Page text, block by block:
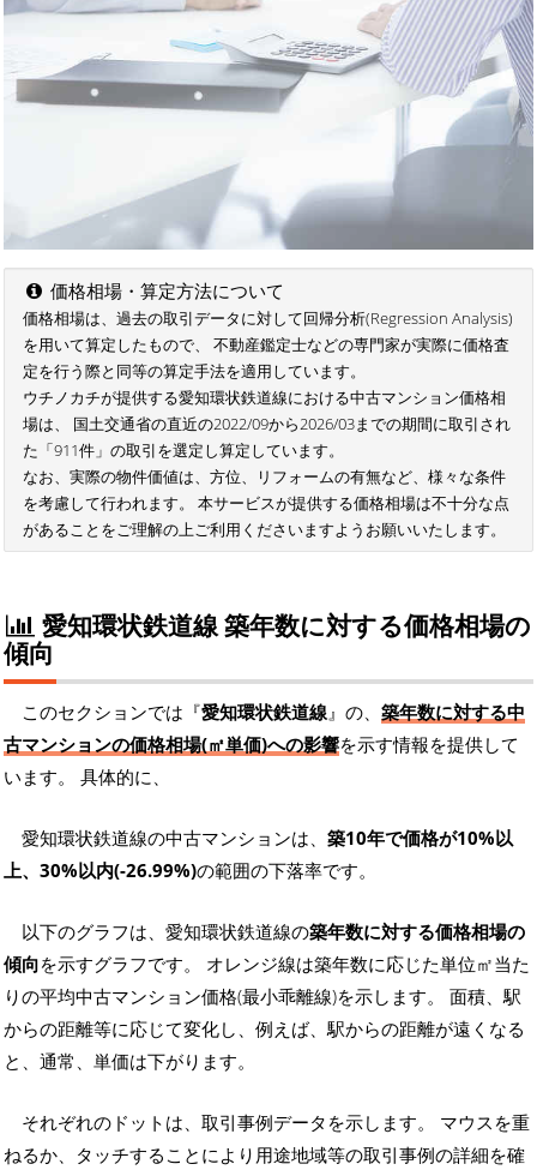
価格相場・算定方法について
価格相場は、過去の取引データに対して回帰分析(Regression Analysis)
を用いて算定したもので、 不動産鑑定士などの専門家が実際に価格査
定を行う際と同等の算定手法を適用しています。
ウチノカチが提供する愛知環状鉄道線における中古マンション価格相
場は、 国土交通省の直近の2022/09から2026/03までの期間に取引され
た「911件」の取引を選定し算定しています。
なお、実際の物件価値は、方位、リフォームの有無など、様々な条件
を考慮して行われます。 本サービスが提供する価格相場は不十分な点
があることをご理解の上ご利用くださいますようお願いいたします。
愛知環状鉄道線 築年数に対する価格相場の
傾向
このセクションでは『愛知環状鉄道線』の、 築年数に対する中
古マンションの価格相場(㎡単価)への影響を示す情報を提供して
います。 具体的に、
愛知環状鉄道線の中古マンションは、 築10年で価格が10%以
上、30%以内(-26.99%)の範囲の下落率です。
以下のグラフは、愛知環状鉄道線の築年数に対する価格相場の
傾向を示すグラフです。 オレンジ線は築年数に応じた単位㎡当た
りの平均中古マンション価格(最小乖離線)を示します。 面積、駅
からの距離等に応じて変化し、例えば、駅からの距離が遠くなる
と、通常、単価は下がります。
それぞれのドットは、取引事例データを示します。 マウスを重
ねるか、タッチすることにより用途地域等の取引事例の詳細を確